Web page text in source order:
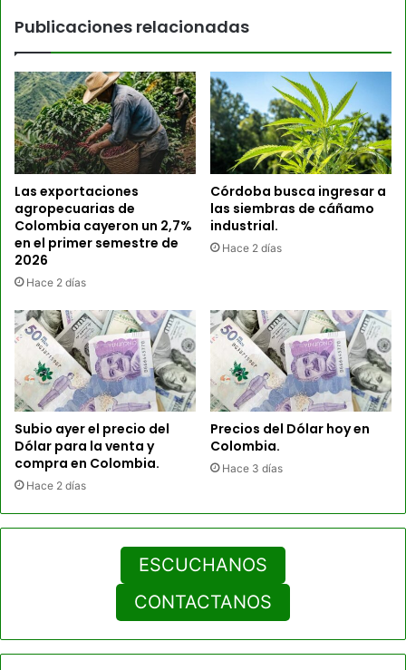
Publicaciones relacionadas
Las exportaciones
agropecuarias de
Colombia cayeron un 2,7%
en el primer semestre de
2026
Hace 2 días
Córdoba busca ingresar a
las siembras de cáñamo
industrial.
Hace 2 días
Subio ayer el precio del
Dólar para la venta y
compra en Colombia.
Hace 2 días
Precios del Dólar hoy en
Colombia.
Hace 3 días
ESCUCHANOS
CONTACTANOS